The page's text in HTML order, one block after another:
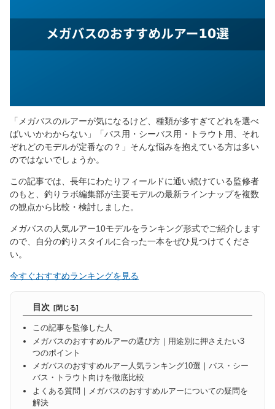
「メガバスのルアーが気になるけど、種類が多すぎてどれを選べ
ばいいかわからない」「バス用・シーバス用・トラウト用、それ
ぞれどのモデルが定番なの？」そんな悩みを抱えている方は多い
のではないでしょうか。
この記事では、長年にわたりフィールドに通い続けている監修者
のもと、釣りラボ編集部が主要モデルの最新ラインナップを複数
の観点から比較・検討しました。
メガバスの人気ルアー10モデルをランキング形式でご紹介します
ので、自分の釣りスタイルに合った一本をぜひ見つけてくださ
い。
今すぐおすすめランキングを見る
目次
この記事を監修した人
メガバスのおすすめルアーの選び方｜用途別に押さえたい3
つのポイント
メガバスのおすすめルアー人気ランキング10選｜バス・シー
バス・トラウト向けを徹底比較
よくある質問｜メガバスのおすすめルアーについての疑問を
解決